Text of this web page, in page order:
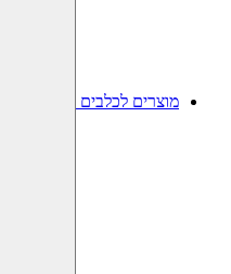
מוצרים לכלבים